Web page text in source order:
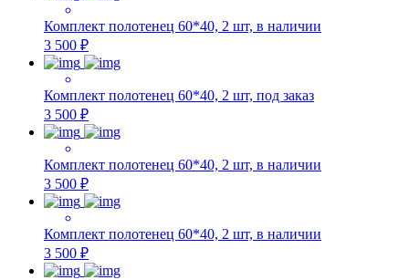
Комплект полотенец 60*40, 2 шт, в наличии
3 500 ₽
Комплект полотенец 60*40, 2 шт, под заказ
3 500 ₽
Комплект полотенец 60*40, 2 шт, в наличии
3 500 ₽
Комплект полотенец 60*40, 2 шт, в наличии
3 500 ₽